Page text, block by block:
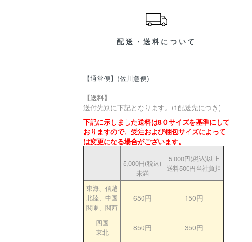
配送・送料について
【通常便】(佐川急便)
【送料】
送付先別に下記となります。(1配送先につき)
下記に示しました送料は8０サイズを基準にして
おりますので、受注および梱包サイズによって
は変更になる場合がございます。
5,000円(税込)
未満
5,000円(税込)以上
送料500円当社負担
東海、信越
北陸、中国
関東、関西
650円 150円
四国
東北
850円 350円